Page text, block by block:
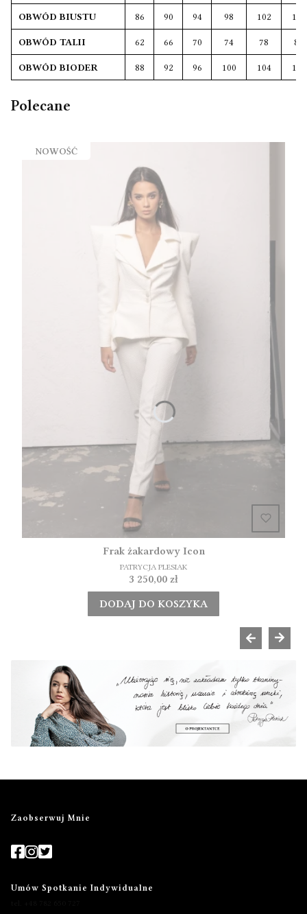
OBWÓD BIUSTU 86 90 94 98 102 106
OBWÓD TALII 62 66 70 74 78 82
OBWÓD BIODER 88 92 96 100 104 108
Polecane
NOWOŚĆ
Frak żakardowy Icon
PATRYCJA PLESIAK
Cena
3 250,00 zł
DODAJ DO KOSZYKA
Zaobserwuj Mnie
Umów Spotkanie Indywidualne